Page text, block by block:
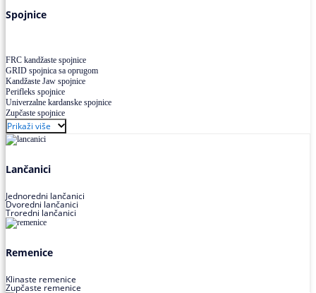
Spojnice
FRC kandžaste spojnice
GRID spojnica sa oprugom
Kandžaste Jaw spojnice
Perifleks spojnice
Univerzalne kardanske spojnice
Zupčaste spojnice
Prikaži više
Lančanici
Jednoredni lančanici
Dvoredni lančanici
Troredni lančanici
Remenice
Klinaste remenice
Zupčaste remenice